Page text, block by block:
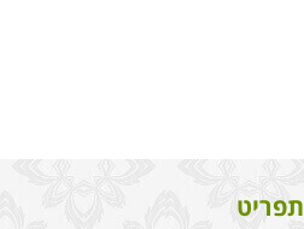
תפריט